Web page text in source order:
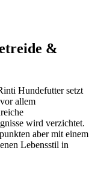
&
Hundefutter setzt
allem
wird verzichtet.
aber mit einem
Lebensstil in